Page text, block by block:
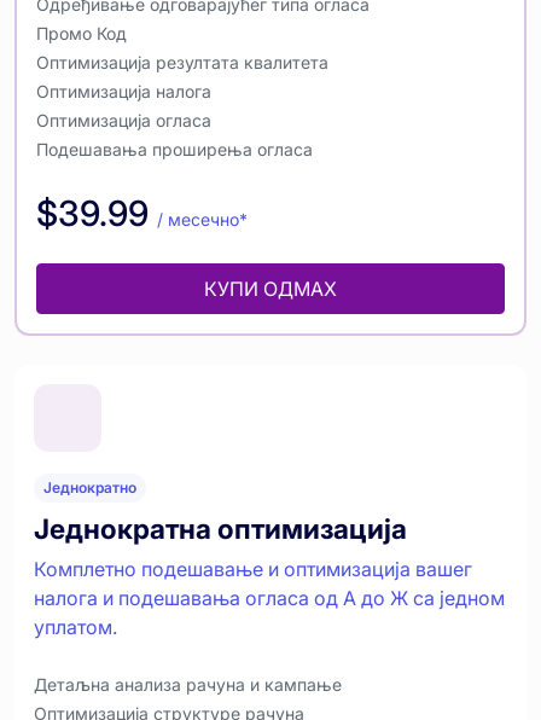
Одређивање одговарајућег типа огласа
Промо Код
Оптимизација резултата квалитета
Оптимизација налога
Оптимизација огласа
Подешавања проширења огласа
$39.99 / месечно*
КУПИ ОДМАХ
Једнократно
Једнократна оптимизација
Комплетно подешавање и оптимизација вашег
налога и подешавања огласа од А до Ж са једном
уплатом.
Детаљна анализа рачуна и кампање
Оптимизација структуре рачуна